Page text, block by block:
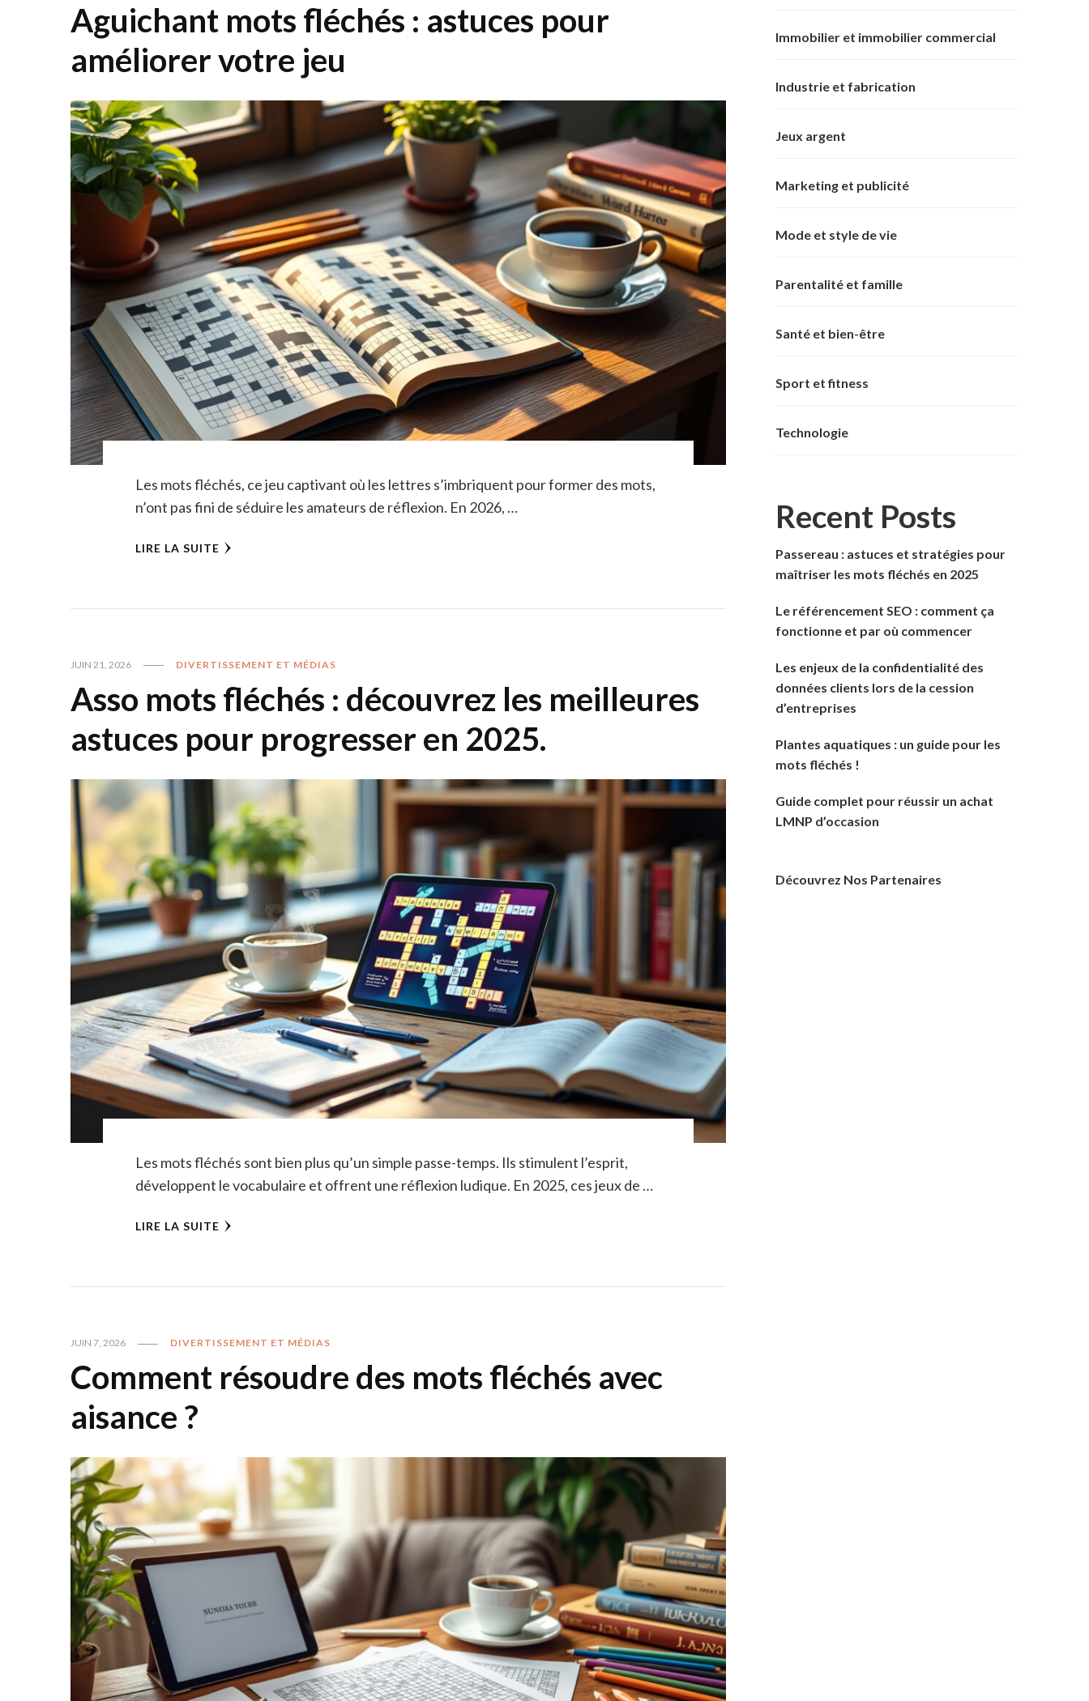
Aguichant mots fléchés : astuces pour
améliorer votre jeu
Les mots fléchés, ce jeu captivant où les lettres s’imbriquent pour former des mots,
n’ont pas fini de séduire les amateurs de réflexion. En 2026, …
LIRE LA SUITE
JUIN 21, 2026 DIVERTISSEMENT ET MÉDIAS
Asso mots fléchés : découvrez les meilleures
astuces pour progresser en 2025.
Les mots fléchés sont bien plus qu’un simple passe-temps. Ils stimulent l’esprit,
développent le vocabulaire et offrent une réflexion ludique. En 2025, ces jeux de …
LIRE LA SUITE
JUIN 7, 2026 DIVERTISSEMENT ET MÉDIAS
Comment résoudre des mots fléchés avec
aisance ?
Immobilier et immobilier commercial
Industrie et fabrication
Jeux argent
Marketing et publicité
Mode et style de vie
Parentalité et famille
Santé et bien-être
Sport et fitness
Technologie
Recent Posts
Passereau : astuces et stratégies pour
maîtriser les mots fléchés en 2025
Le référencement SEO : comment ça
fonctionne et par où commencer
Les enjeux de la confidentialité des
données clients lors de la cession
d’entreprises
Plantes aquatiques : un guide pour les
mots fléchés !
Guide complet pour réussir un achat
LMNP d’occasion
Découvrez Nos Partenaires